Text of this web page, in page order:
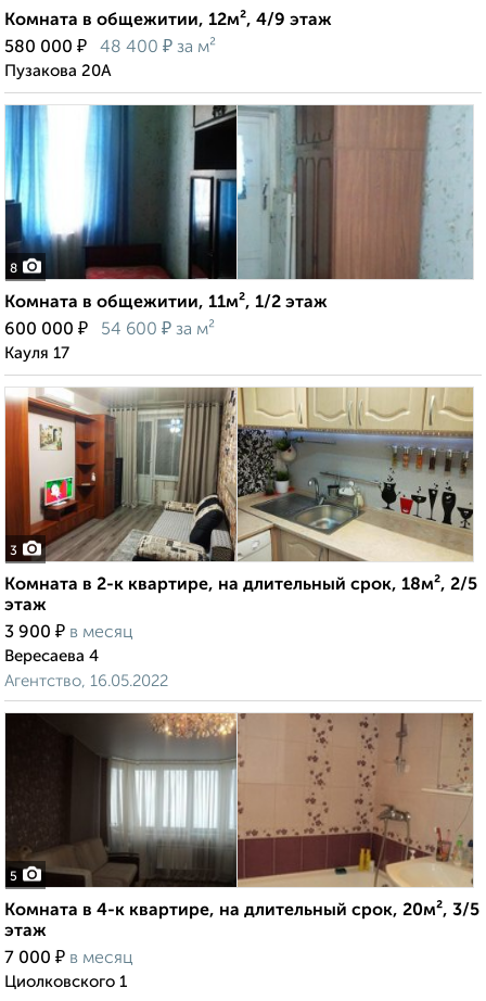
Комната в общежитии, 12м², 4/9 этаж
580 000 ₽ 48 400 ₽ за м²
Пузакова 20А
8
Комната в общежитии, 11м², 1/2 этаж
600 000 ₽ 54 600 ₽ за м²
Кауля 17
3
Комната в 2-к квартире, на длительный срок, 18м², 2/5
этаж
3 900 ₽ в месяц
Вересаева 4
Агентство, 16.05.2022
5
Комната в 4-к квартире, на длительный срок, 20м², 3/5
этаж
7 000 ₽ в месяц
Циолковского 1